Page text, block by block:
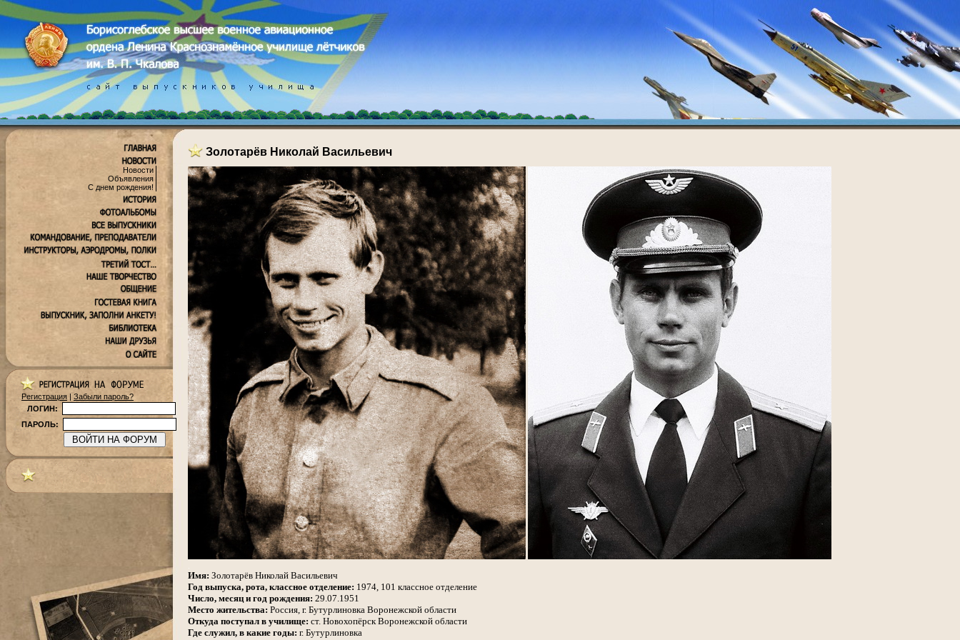
Новости
Объявления
С днем рождения!
Регистрация | Забыли пароль?
ЛОГИН:
ПАРОЛЬ:
Золотарёв Николай Васильевич
Имя: Золотарёв Николай Васильевич
Год выпуска, рота, классное отделение: 1974, 101 классное отделение
Число, месяц и год рождения: 29.07.1951
Место жительства: Россия, г. Бутурлиновка Воронежской области
Откуда поступал в училище: ст. Новохопёрск Воронежской области
Где служил, в какие годы: г. Бутурлиновка